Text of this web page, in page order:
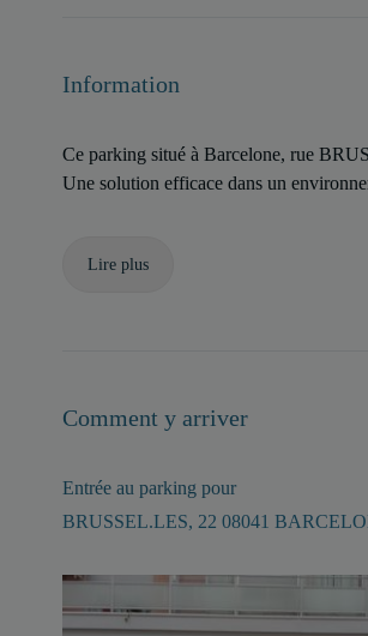
Information
Ce parking situé à Barcelone, rue
Une solution efficace dans un
Lire plus
Comment y arriver
Entrée au parking pour
BRUSSEL.LES, 22 08041